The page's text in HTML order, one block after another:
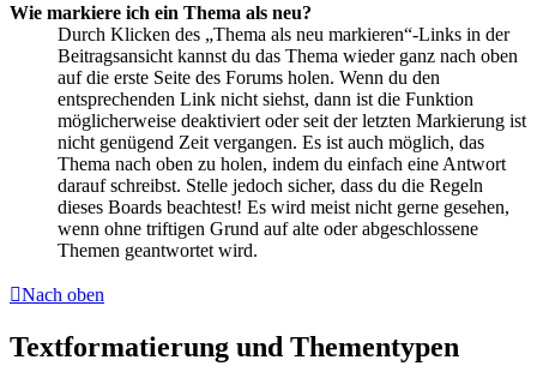
Wie markiere ich ein Thema als neu?
Durch Klicken des „Thema als neu markieren“-Links in der
Beitragsansicht kannst du das Thema wieder ganz nach oben
auf die erste Seite des Forums holen. Wenn du den
entsprechenden Link nicht siehst, dann ist die Funktion
möglicherweise deaktiviert oder seit der letzten Markierung ist
nicht genügend Zeit vergangen. Es ist auch möglich, das
Thema nach oben zu holen, indem du einfach eine Antwort
darauf schreibst. Stelle jedoch sicher, dass du die Regeln
dieses Boards beachtest! Es wird meist nicht gerne gesehen,
wenn ohne triftigen Grund auf alte oder abgeschlossene
Themen geantwortet wird.
Nach oben
Textformatierung und Thementypen